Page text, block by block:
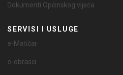
Dokumenti Općinskog vijeća
SERVISI I USLUGE
e-Matičar
e-obrasci